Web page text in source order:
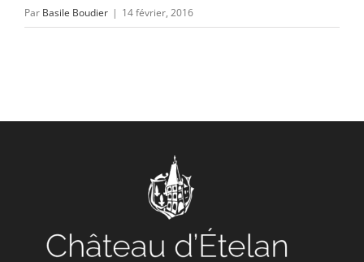
L’ASSOCIATION
Par Basile Boudier | 14 février, 2016